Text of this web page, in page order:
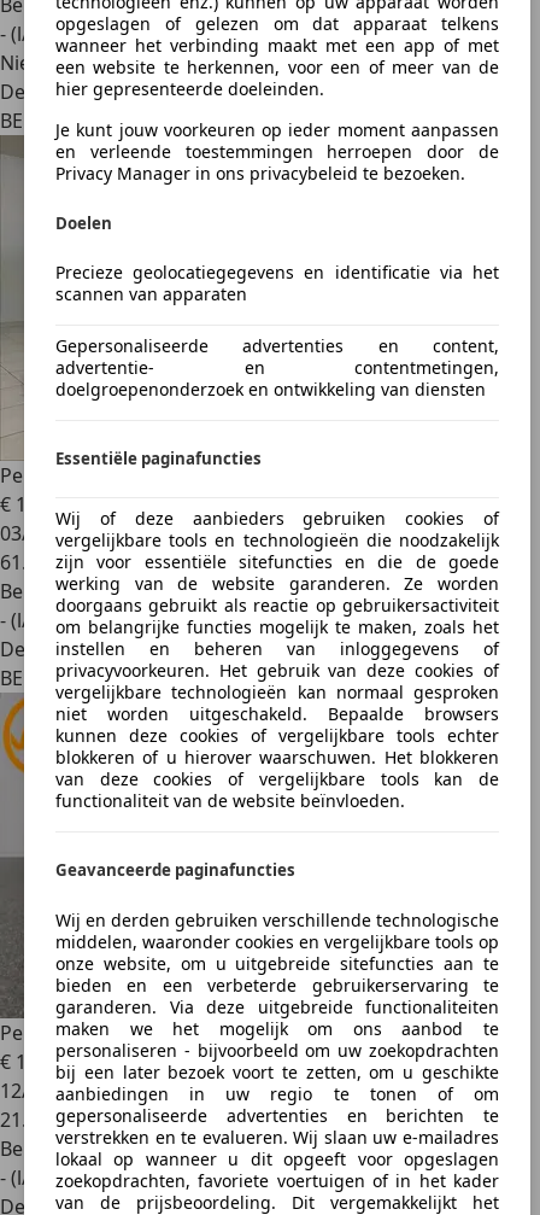
opgeslagen of gelezen om dat apparaat telkens
wanneer het verbinding maakt met een app of met
een website te herkennen, voor een of meer van de
hier gepresenteerde doeleinden.
Je kunt jouw voorkeuren op ieder moment aanpassen
en verleende toestemmingen herroepen door de
Privacy Manager in ons privacybeleid te bezoeken.
Doelen
Precieze geolocatiegegevens en identificatie via het
scannen van apparaten
Gepersonaliseerde advertenties en content,
advertentie- en contentmetingen,
doelgroepenonderzoek en ontwikkeling van diensten
Essentiële paginafuncties
Wij of deze aanbieders gebruiken cookies of
vergelijkbare tools en technologieën die noodzakelijk
zijn voor essentiële sitefuncties en die de goede
werking van de website garanderen. Ze worden
doorgaans gebruikt als reactie op gebruikersactiviteit
om belangrijke functies mogelijk te maken, zoals het
instellen en beheren van inloggegevens of
privacyvoorkeuren. Het gebruik van deze cookies of
vergelijkbare technologieën kan normaal gesproken
niet worden uitgeschakeld. Bepaalde browsers
kunnen deze cookies of vergelijkbare tools echter
blokkeren of u hierover waarschuwen. Het blokkeren
van deze cookies of vergelijkbare tools kan de
functionaliteit van de website beïnvloeden.
Geavanceerde paginafuncties
Wij en derden gebruiken verschillende technologische
middelen, waaronder cookies en vergelijkbare tools op
onze website, om u uitgebreide sitefuncties aan te
bieden en een verbeterde gebruikerservaring te
garanderen. Via deze uitgebreide functionaliteiten
maken we het mogelijk om ons aanbod te
personaliseren - bijvoorbeeld om uw zoekopdrachten
bij een later bezoek voort te zetten, om u geschikte
aanbiedingen in uw regio te tonen of om
gepersonaliseerde advertenties en berichten te
verstrekken en te evalueren. Wij slaan uw e-mailadres
lokaal op wanneer u dit opgeeft voor opgeslagen
zoekopdrachten, favoriete voertuigen of in het kader
van de prijsbeoordeling. Dit vergemakkelijkt het
- (l/100 km)
Nieuw
Dealer
BE 2830
Peugeot 2008
1.2 101cv 2022 Clim/Camera/Cruise/Carplay
€ 13.750
03/2022
61.015 km
Benzine
- (l/100 km)
Dealer
BE 6200
Peugeot 2008
Active
€ 14.299
12/2021
21.285 km
Benzine
- (l/100 km)
Dealer